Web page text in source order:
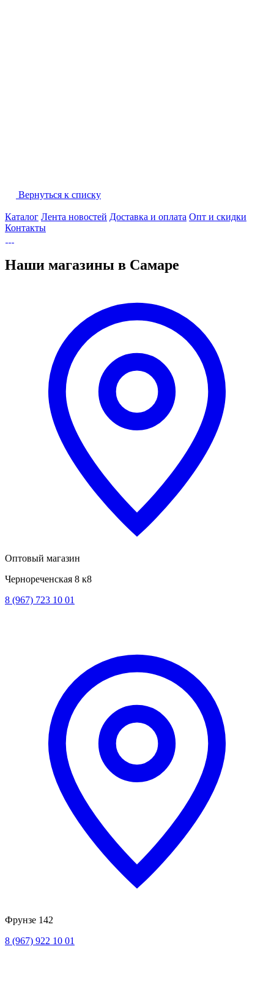
Вернуться к списку
Каталог Лента новостей Доставка и оплата Опт и скидки
Контакты
Наши магазины в Самаре
Оптовый магазин
Чернореченская 8 к8
8 (967) 723 10 01
Фрунзе 142
8 (967) 922 10 01